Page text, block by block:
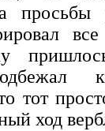
тот
ход